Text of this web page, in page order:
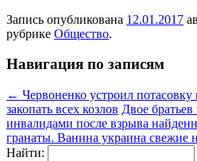
Запись опубликована 12.01.2017
рубрике Общество.
Навигация по записям
← Червоненко устроил
закопать всех козлов Двое
инвалидами после взрыва
гранаты. Ванина украина свежие
Найти: